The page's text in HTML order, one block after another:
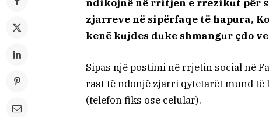
ndikojnë në rritjen e rrezikut për
zjarreve në sipërfaqe të hapura,
kenë kujdes duke shmangur çdo
Sipas një postimi në rrjetin social në
rast të ndonjë zjarri qytetarët mund
(telefon fiks ose celular).